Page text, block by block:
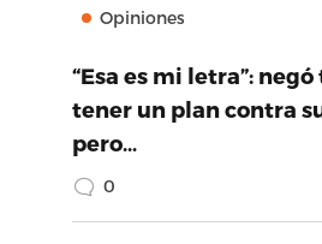
Opiniones
“Esa es mi letra”:
tener un plan contra
pero…
0